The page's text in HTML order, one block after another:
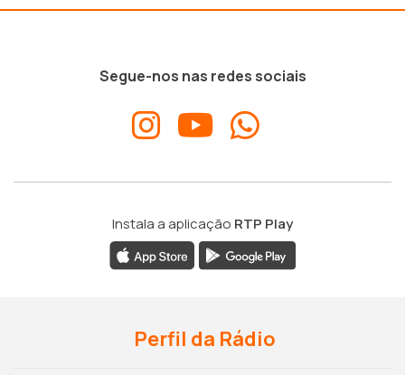
Segue-nos nas redes sociais
Instala a aplicação RTP Play
Perfil da Rádio